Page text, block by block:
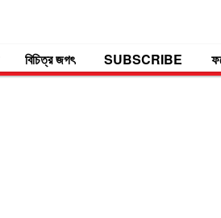
বিচিত্র জগৎ SUBSCRIBE